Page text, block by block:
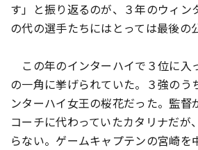
す」と振り返るのが、３年のウィン
の代の選手たちにはとっては最後の
この年のインターハイで３位に入
の一角に挙げられていた。３強のう
ンターハイ女王の桜花だった。監督
コーチに代わっていたカタリナだが
らない。ゲームキャプテンの宮崎を